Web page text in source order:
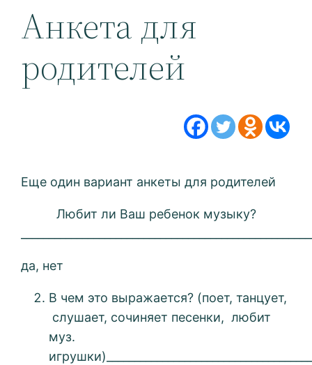
Анкета для
родителей
Еще один вариант анкеты для родителей
Любит ли Ваш ребенок музыку?
да, нет
В чем это выражается? (поет, танцует,
слушает, сочиняет песенки, любит
муз.